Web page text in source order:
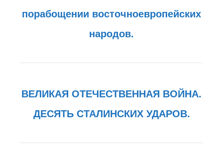
порабощении восточноевропейских
народов.
ВЕЛИКАЯ ОТЕЧЕСТВЕННАЯ ВОЙНА.
ДЕСЯТЬ СТАЛИНСКИХ УДАРОВ.